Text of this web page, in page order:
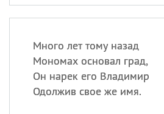
Много лет тому назад
Мономах основал град,
Он нарек его Владимир
Одолжив свое же имя.